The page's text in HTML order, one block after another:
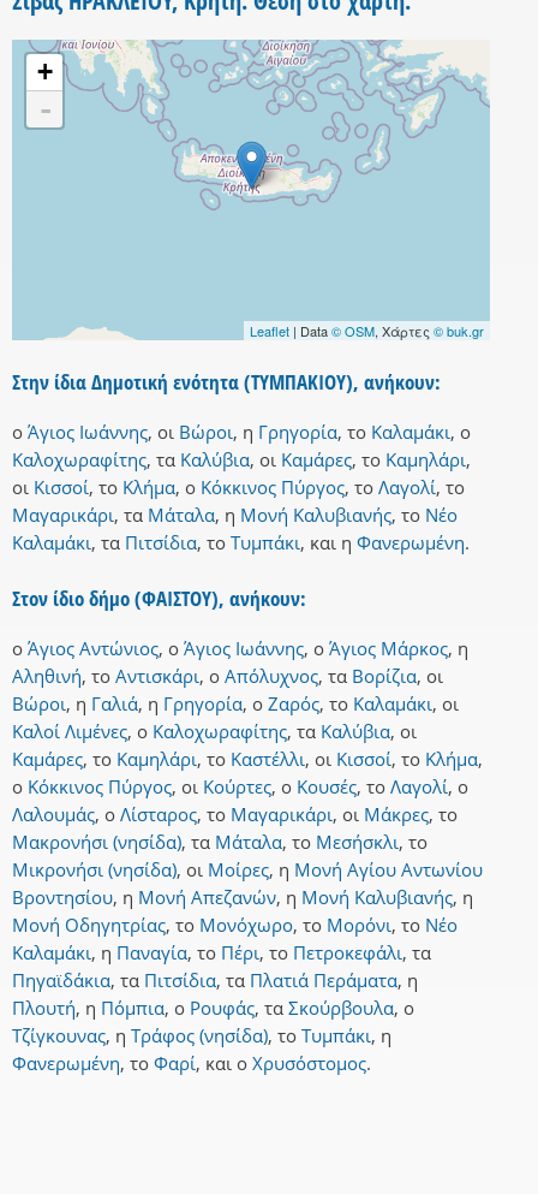
+
-
Leaflet | Data© OSM, Χάρτες © buk.gr
Στην ίδια Δημοτική ενότητα (ΤΥΜΠΑΚΙΟΥ), ανήκουν:
ο Άγιος Ιωάννης, οι Βώροι, η Γρηγορία, το Καλαμάκι, ο
Καλοχωραφίτης, τα Καλύβια, οι Καμάρες, το Καμηλάρι,
οι Κισσοί, το Κλήμα, ο Κόκκινος Πύργος, το Λαγολί, το
Μαγαρικάρι, τα Μάταλα, η Μονή Καλυβιανής, το Νέο
Καλαμάκι, τα Πιτσίδια, το Τυμπάκι, και η Φανερωμένη.
Στον ίδιο δήμο (ΦΑΙΣΤΟΥ), ανήκουν:
ο Άγιος Αντώνιος, ο Άγιος Ιωάννης, ο Άγιος Μάρκος, η
Αληθινή, το Αντισκάρι, ο Απόλυχνος, τα Βορίζια, οι
Βώροι, η Γαλιά, η Γρηγορία, ο Ζαρός, το Καλαμάκι, οι
Καλοί Λιμένες, ο Καλοχωραφίτης, τα Καλύβια, οι
Καμάρες, το Καμηλάρι, το Καστέλλι, οι Κισσοί, το Κλήμα,
ο Κόκκινος Πύργος, οι Κούρτες, ο Κουσές, το Λαγολί, ο
Λαλουμάς, ο Λίσταρος, το Μαγαρικάρι, οι Μάκρες, το
Μακρονήσι (νησίδα), τα Μάταλα, το Μεσήσκλι, το
Μικρονήσι (νησίδα), οι Μοίρες, η Μονή Αγίου Αντωνίου
Βροντησίου, η Μονή Απεζανών, η Μονή Καλυβιανής, η
Μονή Οδηγητρίας, το Μονόχωρο, το Μορόνι, το Νέο
Καλαμάκι, η Παναγία, το Πέρι, το Πετροκεφάλι, τα
Πηγαϊδάκια, τα Πιτσίδια, τα Πλατιά Περάματα, η
Πλουτή, η Πόμπια, ο Ρουφάς, τα Σκούρβουλα, ο
Τζίγκουνας, η Τράφος (νησίδα), το Τυμπάκι, η
Φανερωμένη, το Φαρί, και ο Χρυσόστομος.